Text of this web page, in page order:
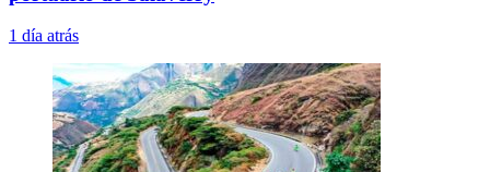
1 día atrás